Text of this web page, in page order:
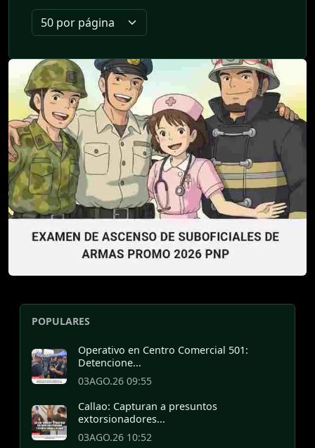
POPULARES
Operativo en Centro Comercial 501:
Detencione...
03AGO.26 09:55
Callao: Capturan a presuntos
extorsionadores...
03AGO.26 10:52